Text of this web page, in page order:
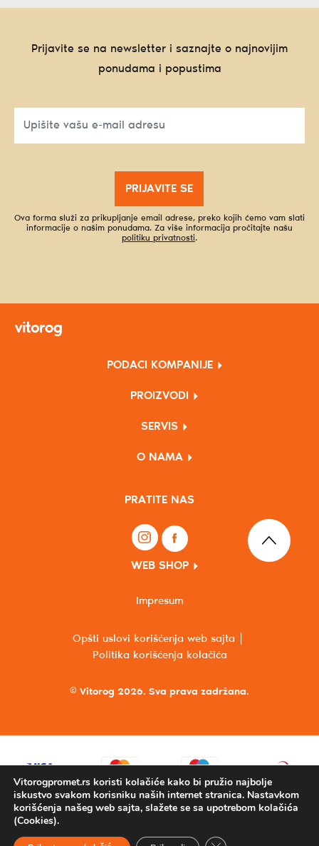
Prijavite se na newsletter i saznajte o najnovijim
ponudama i popustima
PRIJAVITE SE
Ova forma služi za prikupljanje email adrese, preko kojih ćemo vam slati
informacije o našim ponudama. Za više informacija pročitajte našu
politiku privatnosti.
PODACI KOMPANIJE
PROIZVODI
SERVIS
O NAMA
PRATITE NAS
WEB SHOP
© Vitorog 2026. Sva prava zadržana.
Opšti uslovi korišćenja web sajta
Politika korišćenja kolačića
Impresum
Vitorogpromet.rs koristi kolačiće kako bi pružio najbolje
iskustvo svakom korisniku naših internet stranica. Nastavkom
korišćenja našeg web sajta, slažete se sa upotrebom kolačića
(Cookies).